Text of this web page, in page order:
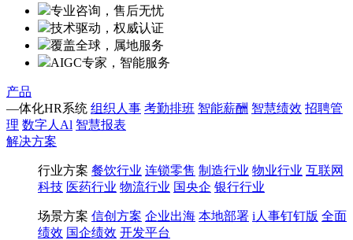
专业咨询，售后无忧
技术驱动，权威认证
覆盖全球，属地服务
AIGC专家，智能服务
产品
—体化HR系统 组织人事 考勤排班 智能薪酬 智慧绩效 招聘管
理 数字人Al 智慧报表
解决方案
行业方案 餐饮行业 连锁零售 制造行业 物业行业 互联网
科技 医药行业 物流行业 国央企 银行行业
场景方案 信创方案 企业出海 本地部署 i人事钉钉版 全面
绩效 国企绩效 开发平台